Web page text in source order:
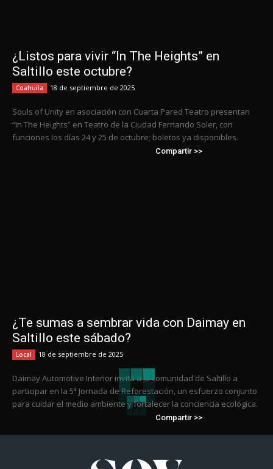
¿Listos para vivir “In The Heights” en
Saltillo este octubre?
Coahuila 18 de septiembre de 2025
Souls of Unity en asociación con Cuarta Pared Teatro presentan
“In The Heights” en Teatro de la Ciudad Fernando Soler, con
funciones los días 24 y 25 de octubre; boletos ya disponibles.
Compartir >>
¿Te sumas a sembrar vida con Daimay en
Saltillo este sábado?
Local 18 de septiembre de 2025
Daimay Automotive Interior invita a la comunidad de Saltillo a
participar en la 5ª Jornada de Reforestación, un esfuerzo conjunto
para cuidar el medio ambiente y fortalecer la conciencia ecológica.
Compartir >>